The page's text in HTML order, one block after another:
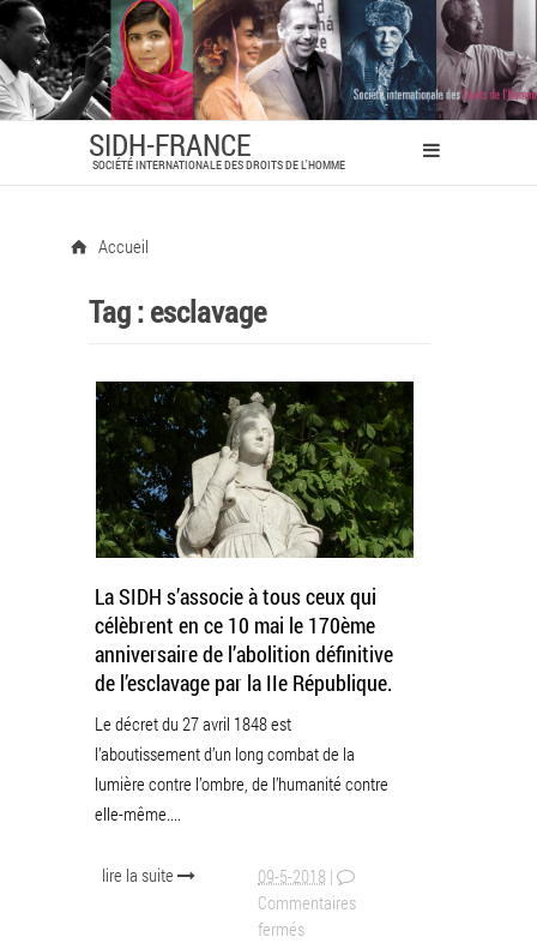
SIDH-FRANCE
SOCIÉTÉ INTERNATIONALE DES DROITS DE L'HOMME
Accueil
Tag :esclavage
La SIDH s’associe à tous ceux qui
célèbrent en ce 10 mai le 170ème
anniversaire de l’abolition définitive
de l’esclavage par la IIe République.
Le décret du 27 avril 1848 est
l’aboutissement d’un long combat de la
lumière contre l’ombre, de l’humanité contre
elle-même....
lire la suite 09-5-2018 |
Commentaires
fermés